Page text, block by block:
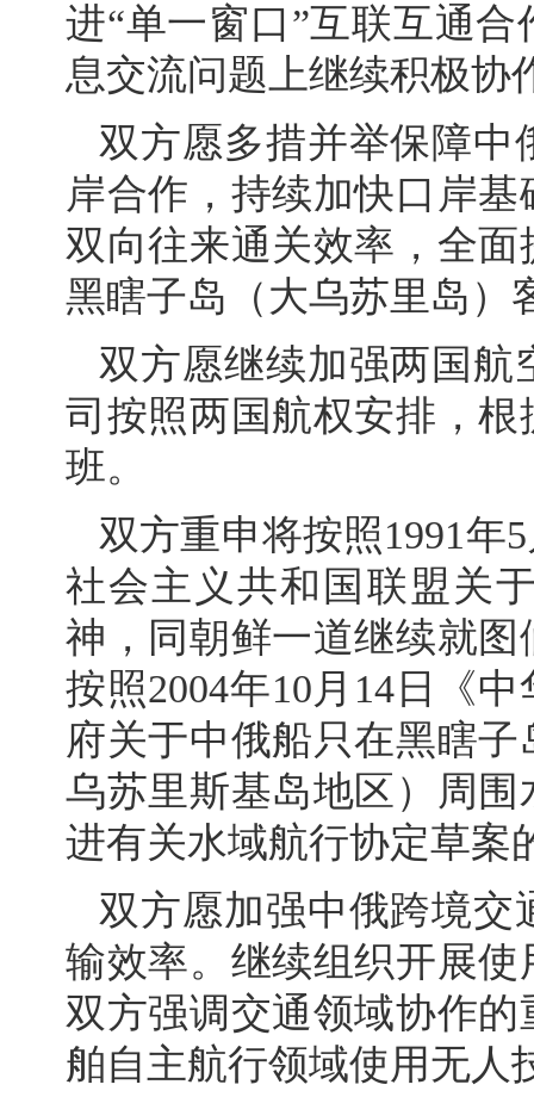
进“单一窗口”互联互通
息交流问题上继续积极协
双方愿多措并举保障中
岸合作，持续加快口岸
双向往来通关效率，全
黑瞎子岛（大乌苏里岛）
双方愿继续加强两国航
司按照两国航权安排，
班。
双方重申将按照1991年
社会主义共和国联盟关
神，同朝鲜一道继续就
按照2004年10月14日《
府关于中俄船只在黑瞎
乌苏里斯基岛地区）周
进有关水域航行协定草案
双方愿加强中俄跨境交
输效率。继续组织开展
双方强调交通领域协作
舶自主航行领域使用无人